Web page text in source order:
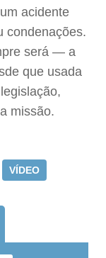
acidente
condenações.
será — a
que usada
missão.
VÍDEO